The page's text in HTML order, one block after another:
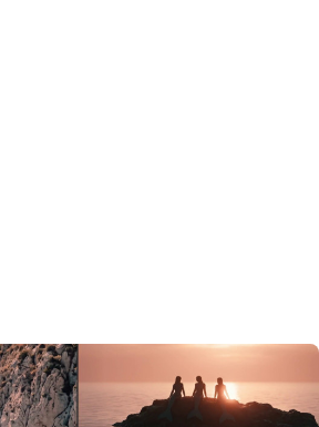
auf das „La Terra
für Sorrento Calcio
Std.